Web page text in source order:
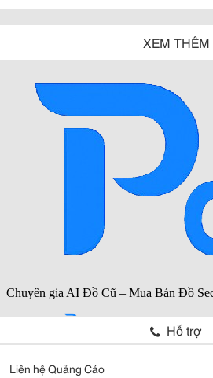
XEM THÊM
Hỗ trợ
Liên hệ Quảng Cáo